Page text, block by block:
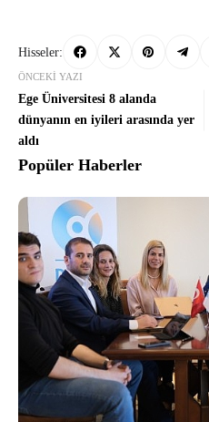
Hisseler:
ÖNCEKI YAZI
Ege Üniversitesi 8 alanda
dünyanın en iyileri arasında yer
aldı
Popüler Haberler